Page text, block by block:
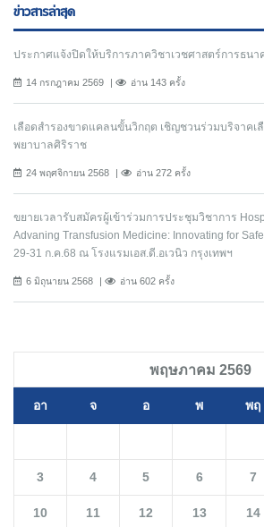
ข่าวสารล่าสุด
ประกาศแจ้งปิดให้บริการภาควิชาเวชศาสตร์การธนา
14 กรกฎาคม 2569 อ่าน 143 ครั้ง
เลือดสำรองขาดแคลนขั้นวิกฤต เชิญชวนร่วมบริจาคเ
พยาบาลศิริราช
24 พฤศจิกายน 2568 อ่าน 272 ครั้ง
ขยายเวลารับสมัครผู้เข้าร่วมการประชุมวิชาการ
Advaning Transfusion Medicine: Innovating for
29-31 ก.ค.68 ณ โรงแรมเอส.ดี.อเวนิว กรุงเทพฯ
6 มิถุนายน 2568 อ่าน 602 ครั้ง
พฤษภาคม 2569
อา จ อ พ พฤ
3 4 5 6 7
10 11 12 13 14